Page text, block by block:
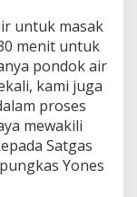
untuk masak
menit untuk
pondok air
kami juga
proses
mewakili
Satgas
Yones